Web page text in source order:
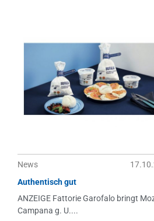
News
Authentisch gut
ANZEIGE Fattorie Garofalo bringt
Campana g. U....